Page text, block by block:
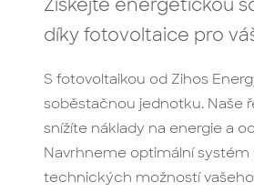
Získejte energetickou
díky fotovoltaice pro
S fotovoltaikou od Zihos
soběstačnou jednotku. Naše
snížíte náklady na energie a
Navrhneme optimální systém
technických možností